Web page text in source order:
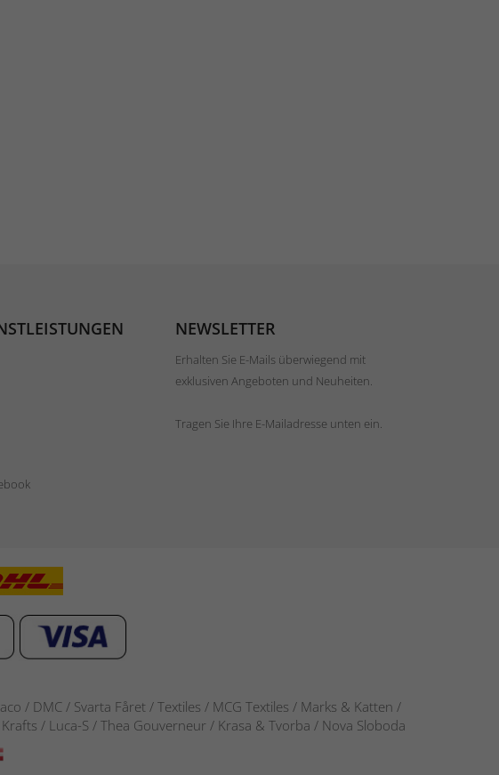
NEWSLETTER
Erhalten Sie E-Mails überwiegend mit
exklusiven Angeboten und Neuheiten.
Tragen Sie Ihre E-Mailadresse unten ein.
/ DMC / Svarta Fåret / Textiles / MCG Textiles / Marks & Katten /
/ Luca-S / Thea Gouverneur / Krasa & Tvorba / Nova Sloboda